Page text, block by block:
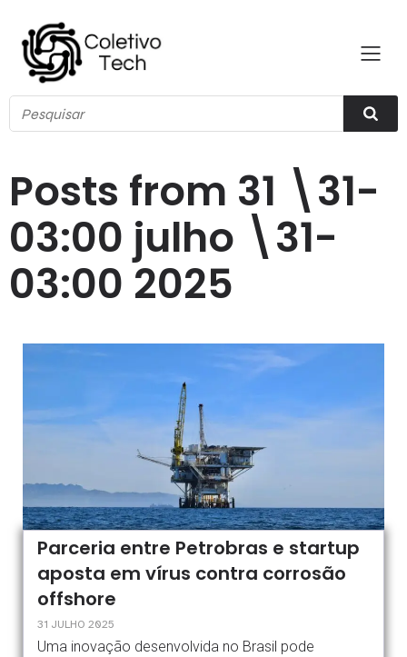
Posts from 31 \31-
03:00 julho \31-
03:00 2025
Parceria entre Petrobras e startup
aposta em vírus contra corrosão
offshore
31 JULHO 2025
Uma inovação desenvolvida no Brasil pode